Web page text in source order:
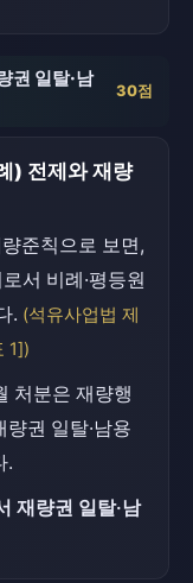
권 일탈·남
30점
) 전제와 재량
준칙으로 보면,
서 비례·평등원
. (석유사업법 제
1])
처분은 재량행
권 일탈·남용
.
재량권 일탈·남